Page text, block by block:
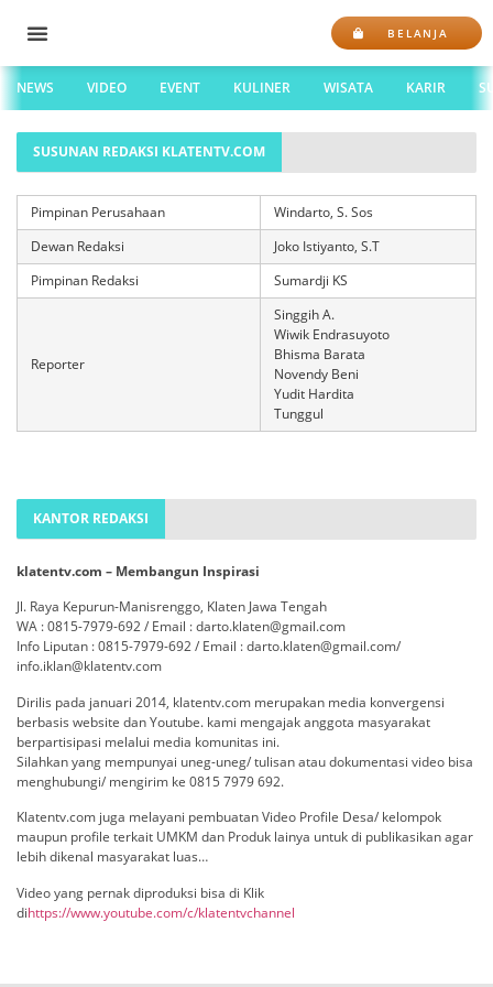
BELANJA
NEWS VIDEO EVENT KULINER WISATA KARIR
SUSUNAN REDAKSI KLATENTV.COM
Pimpinan Perusahaan
Windarto, S. Sos
Dewan Redaksi
Joko Istiyanto, S.T
Pimpinan Redaksi
Sumardji KS
Reporter
Singgih A.
Wiwik Endrasuyoto
Bhisma Barata
Novendy Beni
Yudit Hardita
Tunggul
KANTOR REDAKSI
klatentv.com – Membangun Inspirasi
Jl. Raya Kepurun-Manisrenggo, Klaten Jawa Tengah
WA : 0815-7979-692 / Email : darto.klaten@gmail.com
Info Liputan : 0815-7979-692 / Email : darto.klaten@gmail.com/
info.iklan@klatentv.com
Dirilis pada januari 2014, klatentv.com merupakan media konvergensi
berbasis website dan Youtube. kami mengajak anggota masyarakat
berpartisipasi melalui media komunitas ini.
Silahkan yang mempunyai uneg-uneg/ tulisan atau dokumentasi video bisa
menghubungi/ mengirim ke 0815 7979 692.
Klatentv.com juga melayani pembuatan Video Profile Desa/ kelompok
maupun profile terkait UMKM dan Produk lainya untuk di publikasikan agar
lebih dikenal masyarakat luas…
Video yang pernak diproduksi bisa di Klik
dihttps://www.youtube.com/c/klatentvchannel